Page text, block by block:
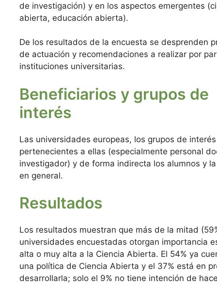
de investigación) y en los aspectos emergentes
abierta, educación abierta).
De los resultados de la encuesta se desprenden
de actuación y recomendaciones a realizar por
instituciones universitarias.
Beneficiarios y grupos de
interés
Las universidades europeas, los grupos de interés
pertenecientes a ellas (especialmente personal
investigador) y de forma indirecta los alumnos y
en general.
Resultados
Los resultados muestran que más de la mitad
universidades encuestadas otorgan importancia
alta o muy alta a la Ciencia Abierta. El 54% ya
una política de Ciencia Abierta y el 37% está en
desarrollarla; solo el 9% no tiene intención de